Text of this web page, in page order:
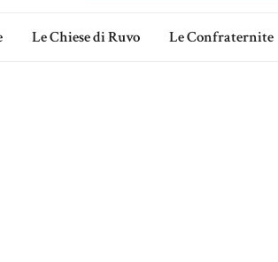
Le Chiese di Ruvo Le Confraternite